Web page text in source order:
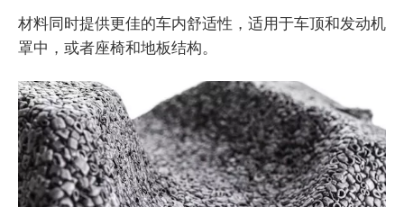
材料同时提供更佳的车内舒适性，适用于车顶和发动机
罩中，或者座椅和地板结构。